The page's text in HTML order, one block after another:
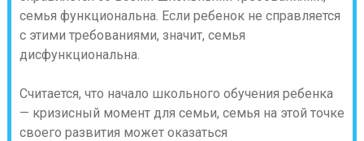
семья функциональна. Если ребенок не справляется
с этими требованиями, значит, семья
дисфункциональна.
Считается, что начало школьного обучения ребенка
— кризисный момент для семьи, семья на этой точке
своего развития может оказаться